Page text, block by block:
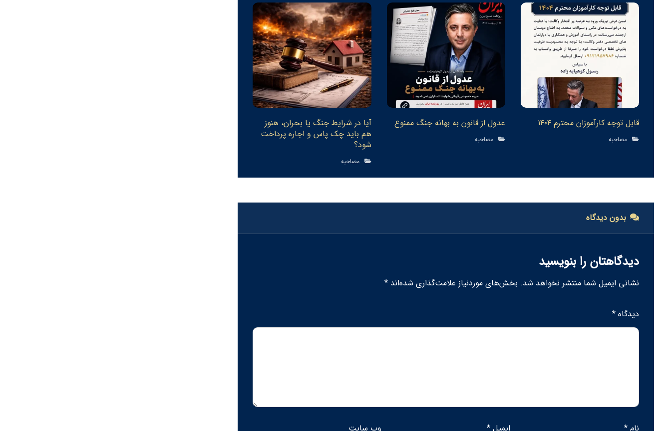
قابل توجه كارآموزان محترم ١٤٠٤
مصاحبه
عدول از قانون به بهانه جنگ ممنوع
مصاحبه
آیا در شرایط جنگ یا بحران، هنوز
هم باید چک پاس و اجاره پرداخت
شود‏؟
مصاحبه
بدون دیدگاه
دیدگاهتان را بنویسید
نشانی ایمیل شما منتشر نخواهد شد. بخش‌های موردنیاز علامت‌گذاری شده‌اند *
دیدگاه *
نام * ایمیل * وب‌ سایت